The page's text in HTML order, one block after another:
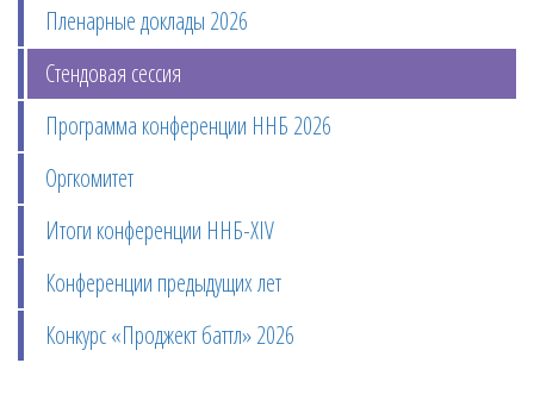
Пленарные доклады 2026
Стендовая сессия
Программа конференции ННБ 2026
Оргкомитет
Итоги конференции ННБ-XIV
Конференции предыдущих лет
Конкурс «Проджект баттл» 2026